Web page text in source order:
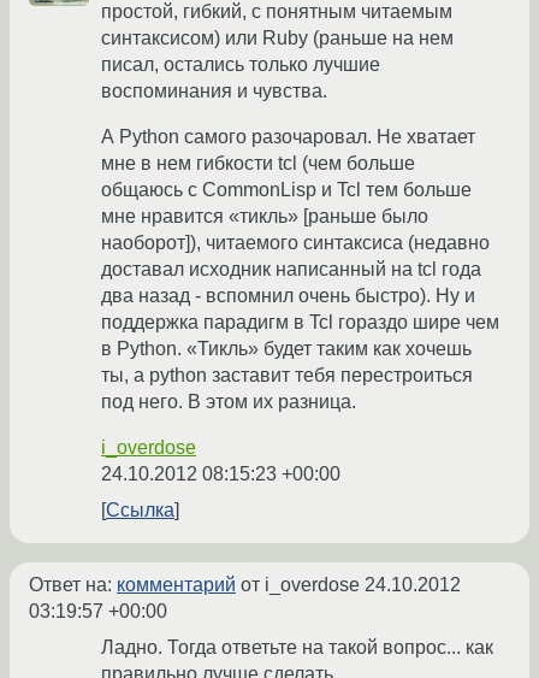
простой, гибкий, с понятным читаемым
синтаксисом) или Ruby (раньше на нем
писал, остались только лучшие
воспоминания и чувства.
А Python самого разочаровал. Не хватает
мне в нем гибкости tcl (чем больше
общаюсь с CommonLisp и Tcl тем больше
мне нравится «тикль» [раньше было
наоборот]), читаемого синтаксиса (недавно
доставал исходник написанный на tcl года
два назад - вспомнил очень быстро). Ну и
поддержка парадигм в Tcl гораздо шире чем
в Python. «Тикль» будет таким как хочешь
ты, а python заставит тебя перестроиться
под него. В этом их разница.
i_overdose
24.10.2012 08:15:23 +00:00
Ссылка
Ответ на: комментарий от i_overdose 24.10.2012
03:19:57 +00:00
Ладно. Тогда ответьте на такой вопрос... как